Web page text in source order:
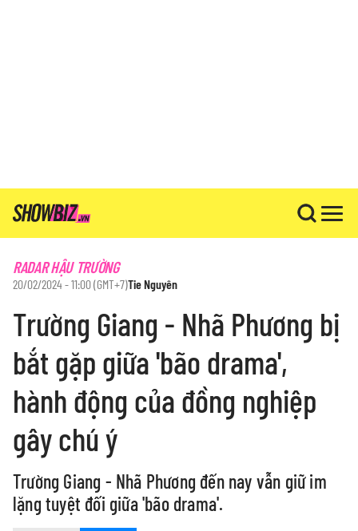
RADAR HẬU TRƯỜNG
20/02/2024 - 11:00 (GMT+7)Tie Nguyên
Trường Giang - Nhã Phương bị
bắt gặp giữa 'bão drama',
hành động của đồng nghiệp
gây chú ý
Trường Giang - Nhã Phương đến nay vẫn giữ im
lặng tuyệt đối giữa 'bão drama'.